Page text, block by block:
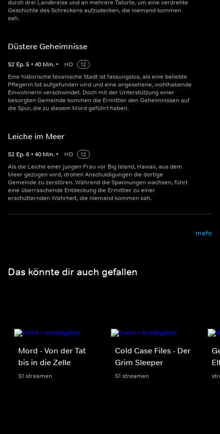
durch drei Landkreise und an mehrere Tatorte, um eine verdrehte
Geschichte des Schreckens aufzudecken, die niemand kommen
sah.
Düstere Geheimnisse
S2 Ep.5 • 40 Min. • HD
12
Eine historische texanische Stadt ist fassungslos, als eine beliebte
Pflegerin tot aufgefunden wird und eine angesehene, wohlhabende
Einwohnerin verschwindet. Doch mit der Unterstützung einer
besorgten Gemeinde kommen die Ermittler den Geheimnissen auf
die Spur, die zu diesem Mord geführt haben.
Leiche im Meer
S2 Ep.6 • 40 Min. • HD
12
Als die Leiche einer jungen Frau vor Big Island, Hawaii, aus dem
Meer gezogen wird, drohen Anschuldigungen die dortige
Gemeinde zu zerstören. Während die Spannungen wachsen, führt
eine überraschende Entdeckung die Ermittler zu einer
erschütternden Wahrheit, die niemand kommen sah.
mehr
Das könnte dir auch gefallen
Mord - Von der Tat
bis in die Zelle
S1 streamen
Cold Case Files - Der
Grim Sleeper
S1 streamen